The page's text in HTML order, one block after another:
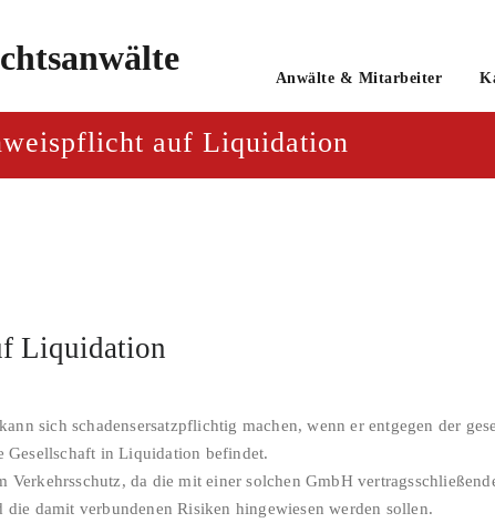
Anwälte & Mitarbeiter
auf Liquidation
Liquidation
sich schadensersatzpflichtig machen, wenn er entgegen der
Gesellschaft in Liquidation befindet.
da die mit einer solchen GmbH
damit verbundenen Risiken hingewiesen werden sollen.